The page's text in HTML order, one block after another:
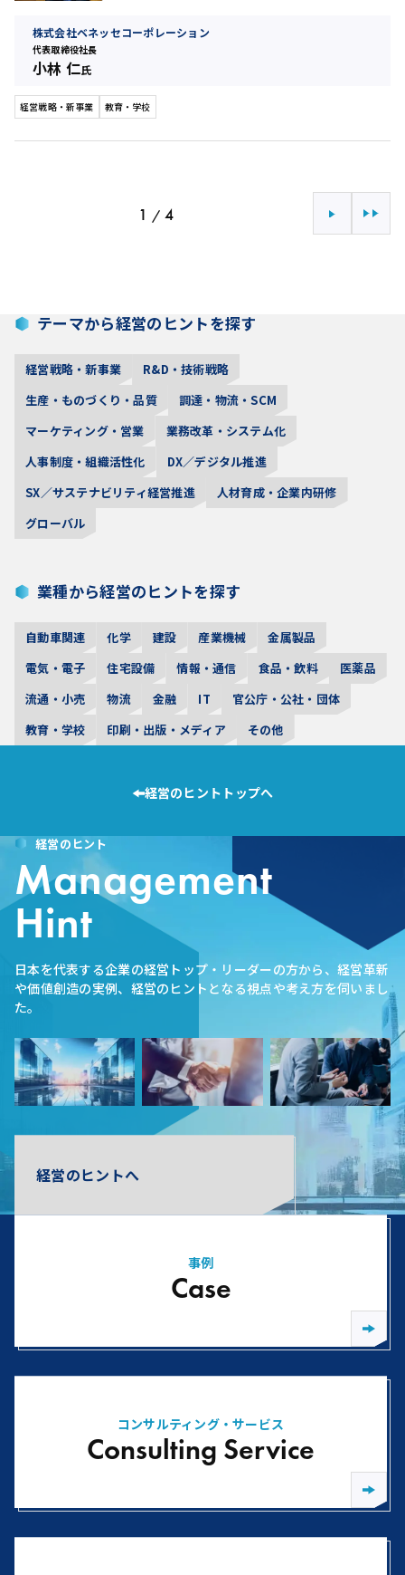
株式会社ベネッセコーポレーション
代表取締役社長
小林 仁氏
経営戦略・新事業 教育・学校
1 / 4 次へ 最後へ
テーマから経営のヒントを探す
経営戦略・新事業
R&D・技術戦略
生産・ものづくり・品質
調達・物流・SCM
マーケティング・営業
業務改革・システム化
人事制度・組織活性化
DX／デジタル推進
SX／サステナビリティ経営推進
人材育成・企業内研修
グローバル
業種から経営のヒントを探す
自動車関連 化学 建設 産業機械
金属製品
電気・電子
住宅設備 情報・通信 食品・飲料
医薬品
流通・小売
物流 金融 IT
官公庁・公社・団体
教育・学校
印刷・出版・メディア その他
経営のヒントトップへ
経営のヒント
Management
Hint
日本を代表する企業の経営トップ・リーダーの方から、経営革新
や価値創造の実例、経営のヒントとなる視点や考え方を伺いまし
た。
経営のヒントへ
事例
Case
コンサルティング・サービス
Consulting Service